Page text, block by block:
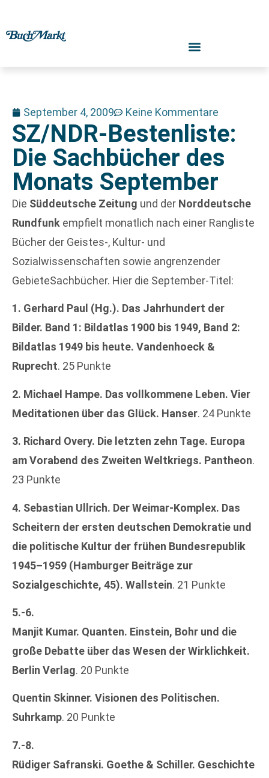
September 4, 2009 Keine Kommentare
SZ/NDR-Bestenliste:
Die Sachbücher des
Monats September
Die Süddeutsche Zeitung und der Norddeutsche
Rundfunk empfielt monatlich nach einer Rangliste
Bücher der Geistes-, Kultur- und
Sozialwissenschaften sowie angrenzender
GebieteSachbücher. Hier die September-Titel:
1. Gerhard Paul (Hg.). Das Jahrhundert der
Bilder. Band 1: Bildatlas 1900 bis 1949, Band 2:
Bildatlas 1949 bis heute. Vandenhoeck &
Ruprecht. 25 Punkte
2. Michael Hampe. Das vollkommene Leben. Vier
Meditationen über das Glück. Hanser. 24 Punkte
3. Richard Overy. Die letzten zehn Tage. Europa
am Vorabend des Zweiten Weltkriegs. Pantheon.
23 Punkte
4. Sebastian Ullrich. Der Weimar-Komplex. Das
Scheitern der ersten deutschen Demokratie und
die politische Kultur der frühen Bundesrepublik
1945–1959 (Hamburger Beiträge zur
Sozialgeschichte, 45). Wallstein. 21 Punkte
5.-6.
Manjit Kumar. Quanten. Einstein, Bohr und die
große Debatte über das Wesen der Wirklichkeit.
Berlin Verlag. 20 Punkte
Quentin Skinner. Visionen des Politischen.
Suhrkamp. 20 Punkte
7.-8.
Rüdiger Safranski. Goethe & Schiller. Geschichte